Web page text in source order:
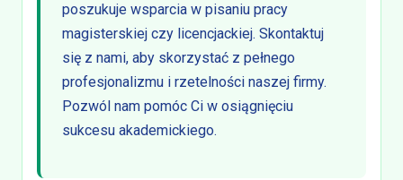
poszukuje wsparcia w pisaniu pracy
magisterskiej czy licencjackiej. Skontaktuj
się z nami, aby skorzystać z pełnego
profesjonalizmu i rzetelności naszej firmy.
Pozwól nam pomóc Ci w osiągnięciu
sukcesu akademickiego.